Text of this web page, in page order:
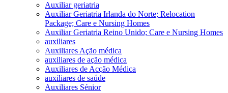
Auxiliar geriatria
Auxiliar Geriatria Irlanda do Norte; Relocation
Package; Care e Nursing Homes
Auxiliar Geriatria Reino Unido; Care e Nursing Homes
auxiliares
Auxiliares Ação médica
auxiliares de ação médica
Auxiliares de Acção Médica
auxiliares de saúde
Auxiliares Sénior